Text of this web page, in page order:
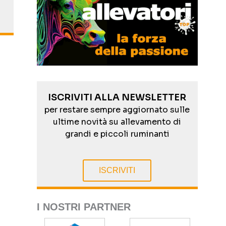
ISCRIVITI ALLA NEWSLETTER
per restare sempre aggiornato sulle
ultime novità su allevamento di
grandi e piccoli ruminanti
ISCRIVITI
I NOSTRI PARTNER